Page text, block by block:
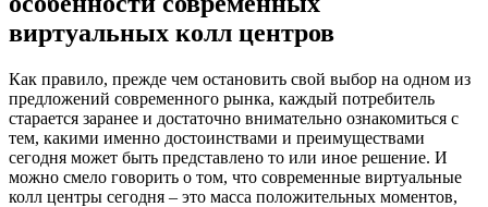
виртуальных колл центров
Как правило, прежде чем остановить свой выбор на одном из
предложений современного рынка, каждый потребитель
старается заранее и достаточно внимательно ознакомиться с
тем, какими именно достоинствами и преимуществами
сегодня может быть представлено то или иное решение. И
можно смело говорить о том, что современные виртуальные
колл центры сегодня – это масса положительных моментов,